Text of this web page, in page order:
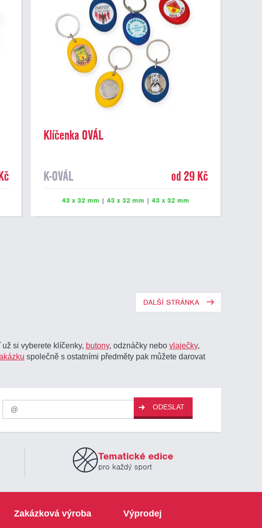
Klíčenka OVÁL
K-OVÁL od 29 Kč
43 x 32 mm |43 x 32 mm |43 x 32 mm
DALŠÍ STRÁNKA
už si vyberete klíčenky, butony, odznáčky nebo vlaječky,
společně s ostatními předměty pak můžete darovat
Pro
odběr
našich
novinek
ODESLAT
Tematické edice
pro každý sport
Zakázková výroba Výprodej